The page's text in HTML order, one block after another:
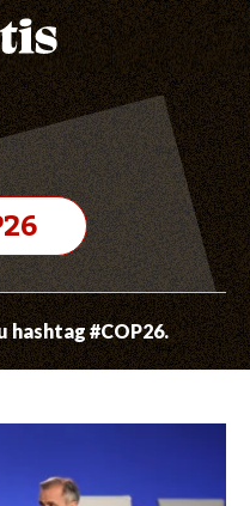
hashtag #COP26.